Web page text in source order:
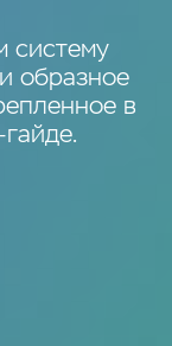
систему
образное
в